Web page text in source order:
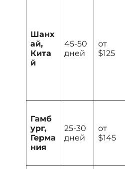
Шанх
ай,
Кита
й
45-50
дней
от
$125
Гамб
ург,
Герма
ния
25-30
дней
от
$145